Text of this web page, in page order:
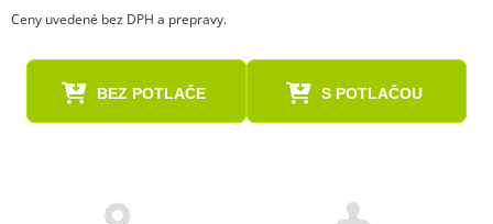
Ceny uvedené bez DPH a prepravy.
BEZ POTLAČE S POTLAČOU